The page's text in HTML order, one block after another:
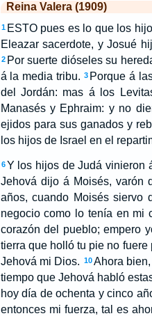
Reina Valera (1909)
1 ESTO pues es lo que los
Eleazar sacerdote, y Josué
2 Por suerte dióseles su
á la media tribu. 3 Porque á
del Jordán: mas á los
Manasés y Ephraim: y no
ejidos para sus ganados y
los hijos de Israel en el
6 Y los hijos de Judá vinieron
Jehová dijo á Moisés, varón
años, cuando Moisés siervo
negocio como lo tenía en mi
corazón del pueblo; empero
tierra que holló tu pie no
Jehová mi Dios. 10Ahora
tiempo que Jehová habló
hoy día de ochenta y cinco
entonces mi fuerza, tal es